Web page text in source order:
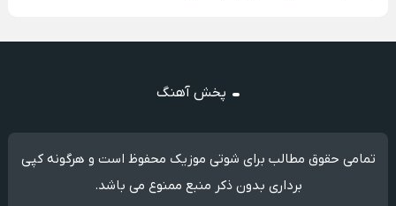
پخش آهنگ
تمامی حقوق مطالب برای شوتی موزیک محفوظ است و هرگونه کپی
برداری بدون ذکر منبع ممنوع می باشد.